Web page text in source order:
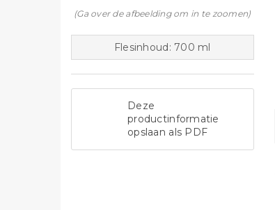
(Ga over de afbeelding om in te zoomen)
Flesinhoud: 700 ml
Deze
productinformatie
opslaan als PDF